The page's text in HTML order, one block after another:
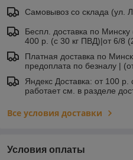
Самовывоз со склада (ул.
Беспл. доставка по
400 р. (с 30 кг ПВД)|от 6/8
Платная доставка по
предоплата по безналу |
Яндекс Доставка: от 100
работает см. в разделе
Все условия доставки
Условия оплаты